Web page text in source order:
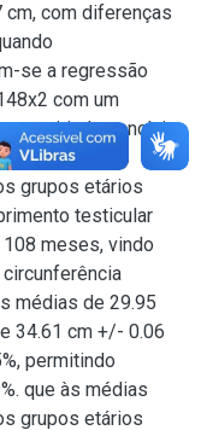
com diferenças
se a regressão
com um
permitindo concluir
mensurações
grupos etários
testicular
meses, vindo
médias de 29.95
34.61 cm +/- 0.06
permitindo
que às médias
grupos etários